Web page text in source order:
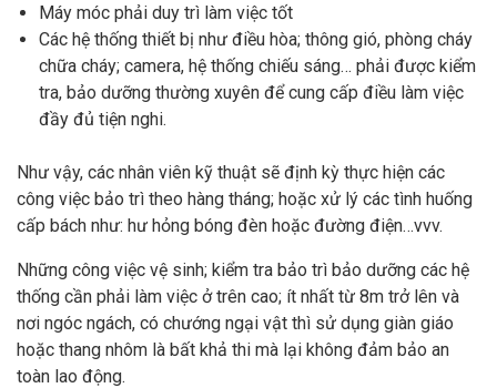
Máy móc phải duy trì làm việc tốt
Các hệ thống thiết bị như điều hòa; thông gió, phòng cháy
chữa cháy; camera, hệ thống chiếu sáng… phải được kiểm
tra, bảo dưỡng thường xuyên để cung cấp điều làm việc
đầy đủ tiện nghi.
Như vậy, các nhân viên kỹ thuật sẽ định kỳ thực hiện các
công việc bảo trì theo hàng tháng; hoặc xử lý các tình huống
cấp bách như: hư hỏng bóng đèn hoặc đường điện…vvv.
Những công việc vệ sinh; kiểm tra bảo trì bảo dưỡng các hệ
thống cần phải làm việc ở trên cao; ít nhất từ 8m trở lên và
nơi ngóc ngách, có chướng ngại vật thì sử dụng giàn giáo
hoặc thang nhôm là bất khả thi mà lại không đảm bảo an
toàn lao động.